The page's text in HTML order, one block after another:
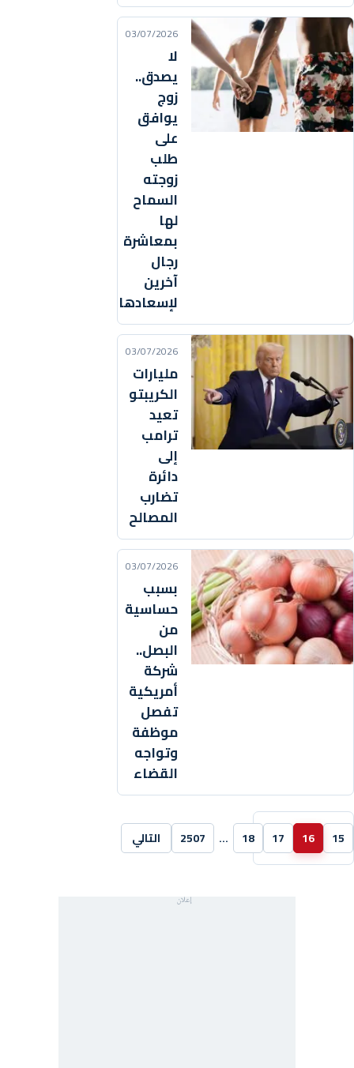
03/07/2026
لا
يصدق..
زوج
يوافق
على
طلب
زوجته
السماح
لها
بمعاشرة
رجال
آخرين
لإسعادها
03/07/2026
مليارات
الكريبتو
تعيد
ترامب
إلى
دائرة
تضارب
المصالح
03/07/2026
بسبب
حساسية
من
البصل..
شركة
أمريكية
تفصل
موظفة
وتواجه
القضاء
15
16
17
18
…
2507 التالي